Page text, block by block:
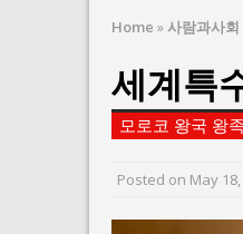
Home »사람과사회
세계특
모로코 왕국 왕
Posted on May